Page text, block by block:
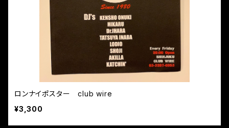
ロンナイポスター club wire
¥3,300